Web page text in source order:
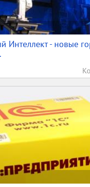
Интеллект - новые